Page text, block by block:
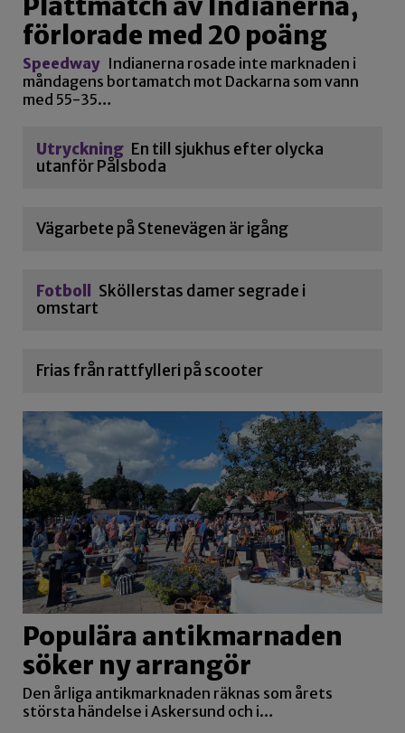
Plattmatch av Indianerna,
förlorade med 20 poäng
Speedway Indianerna rosade inte marknaden i
måndagens bortamatch mot Dackarna som vann
med 55-35…
Utryckning En till sjukhus efter olycka
utanför Pålsboda
Vägarbete på Stenevägen är igång
Fotboll
Sköllerstas damer segrade i
omstart
Frias från rattfylleri på scooter
Populära antikmarnaden
söker ny arrangör
Den årliga antikmarknaden räknas som årets
största händelse i Askersund och i…